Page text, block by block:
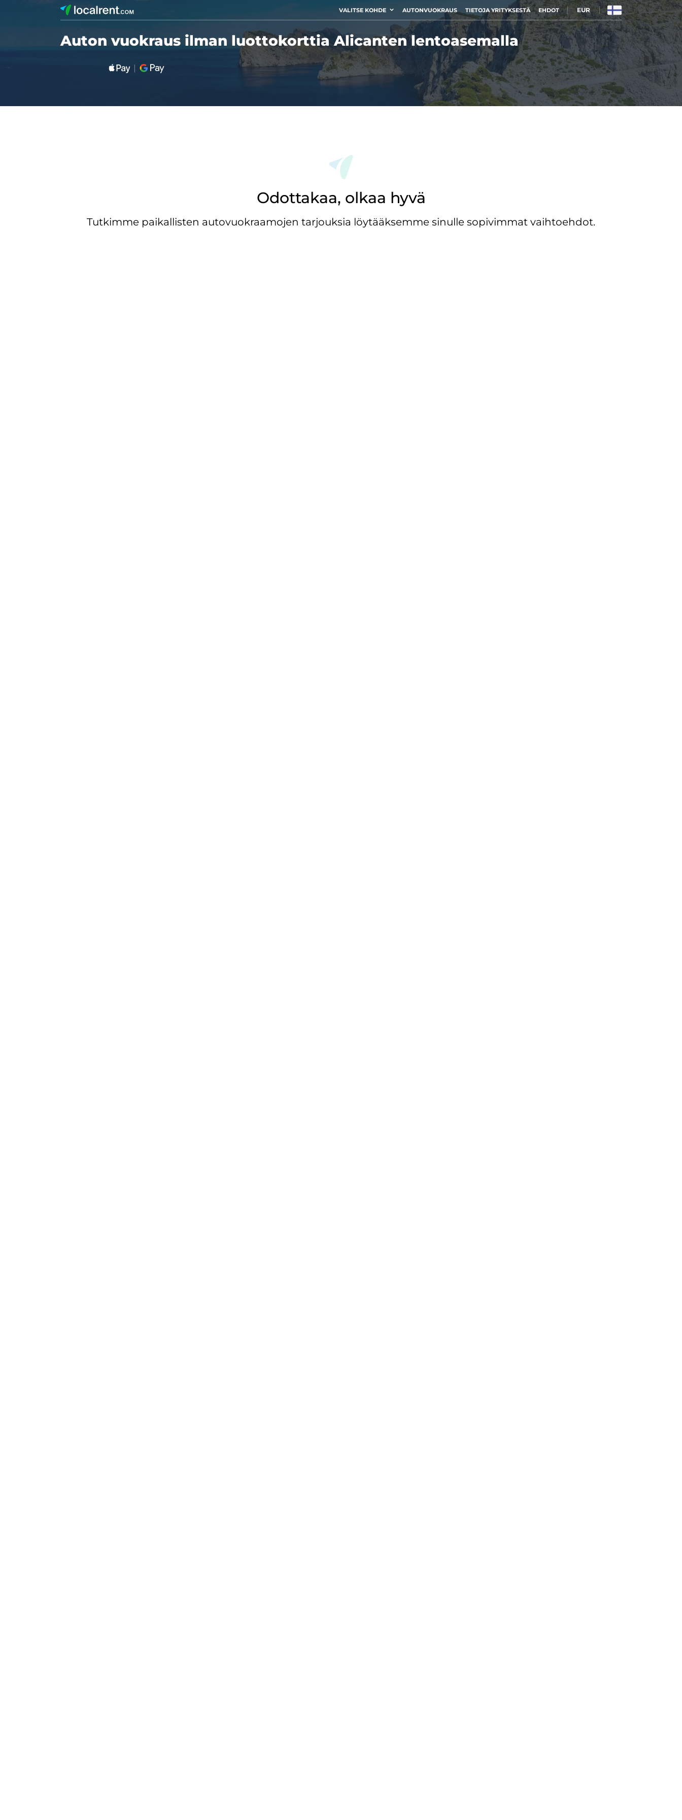
VALITSE KOHDE AUTONVUOKRAUS TIETOJA YRITYKSESTÄ EHDOT EUR
Auton vuokraus ilman luottokorttia Alicanten lentoasemalla
Odottakaa, olkaa hyvä
Tutkimme paikallisten autovuokraamojen tarjouksia löytääksemme sinulle sopivimmat vaihtoehdot.